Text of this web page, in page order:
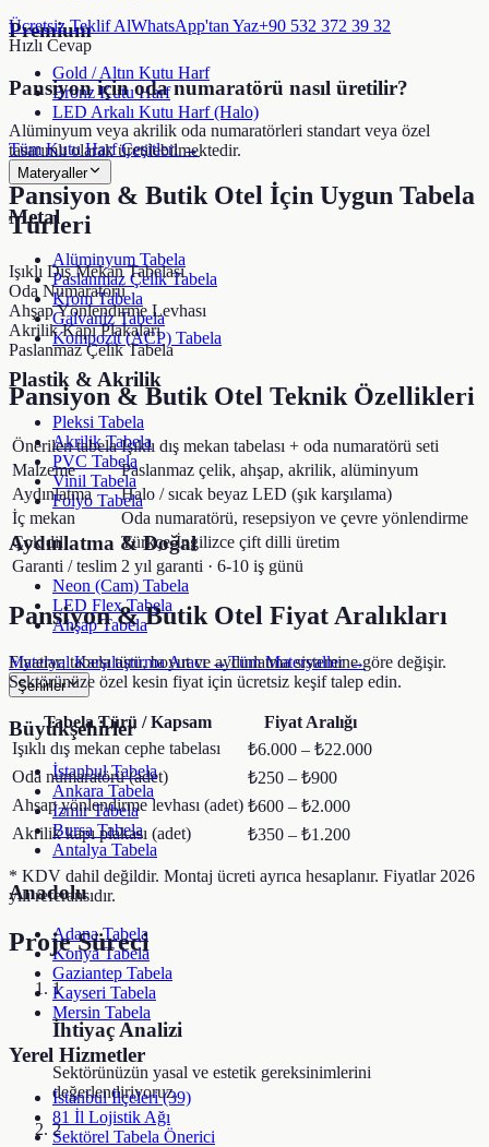
Premium
Gold / Altın Kutu Harf
Bronz Kutu Harf
LED Arkalı Kutu Harf (Halo)
Tüm Kutu Harf Çeşitleri →
Materyaller
Metal
Alüminyum Tabela
Paslanmaz Çelik Tabela
Krom Tabela
Galvaniz Tabela
Kompozit (ACP) Tabela
Plastik & Akrilik
Pleksi Tabela
Akrilik Tabela
PVC Tabela
Vinil Tabela
Folyo Tabela
Aydınlatma & Doğal
Neon (Cam) Tabela
LED Flex Tabela
Ahşap Tabela
Materyal Karşılaştırma Aracı →Tüm Materyaller →
Şehirler
Büyükşehirler
İstanbul Tabela
Ankara Tabela
İzmir Tabela
Bursa Tabela
Antalya Tabela
Anadolu
Adana Tabela
Konya Tabela
Gaziantep Tabela
Kayseri Tabela
Mersin Tabela
Yerel Hizmetler
İstanbul İlçeleri (39)
81 İl Lojistik Ağı
Sektörel Tabela Önerici
Ücretsiz Teklif AlWhatsApp'tan Yaz+90 532 372 39 32
Hızlı Cevap
Pansiyon için oda numaratörü nasıl üretilir?
Alüminyum veya akrilik oda numaratörleri standart veya özel
tasarımlı olarak üretilebilmektedir.
Pansiyon & Butik Otel İçin Uygun Tabela
Türleri
Işıklı Dış Mekan Tabelası
Oda Numaratörü
Ahşap Yönlendirme Levhası
Akrilik Kapı Plakaları
Paslanmaz Çelik Tabela
Pansiyon & Butik Otel Teknik Özellikleri
Önerilen tabela Işıklı dış mekan tabelası + oda numaratörü seti
Malzeme
Paslanmaz çelik, ahşap, akrilik, alüminyum
Aydınlatma
Halo / sıcak beyaz LED (şık karşılama)
İç mekan
Oda numaratörü, resepsiyon ve çevre yönlendirme
Çok dil
Türkçe-İngilizce çift dilli üretim
Garanti / teslim 2 yıl garanti · 6-10 iş günü
Pansiyon & Butik Otel Fiyat Aralıkları
Fiyatlar; tabela türü, boyut ve aydınlatma sistemine göre değişir.
Sektörünüze özel kesin fiyat için ücretsiz keşif talep edin.
Tabela Türü / Kapsam
Fiyat Aralığı
Işıklı dış mekan cephe tabelası
₺6.000 – ₺22.000
Oda numaratörü (adet)
₺250 – ₺900
Ahşap yönlendirme levhası (adet) ₺600 – ₺2.000
Akrilik kapı plakası (adet)
₺350 – ₺1.200
* KDV dahil değildir. Montaj ücreti ayrıca hesaplanır. Fiyatlar 2026
yılı referansıdır.
Proje Süreci
1
İhtiyaç Analizi
Sektörünüzün yasal ve estetik gereksinimlerini
değerlendiriyoruz.
2